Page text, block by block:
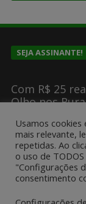
SEJA ASSINANTE!
Com R$ 25
Olho nos
SUGESTÕES DE
Encaminhe
Usamos
mais relevante,
repetidas. Ao
o uso de
"Configurações
consentimento